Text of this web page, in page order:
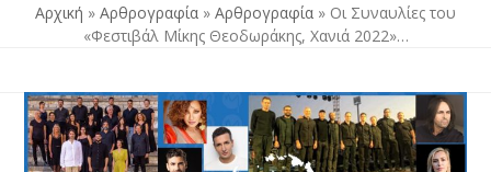
Αρχική » Αρθρογραφία » Αρθρογραφία » Οι Συναυλίες του
«Φεστιβάλ Μίκης Θεοδωράκης, Χανιά 2022»…